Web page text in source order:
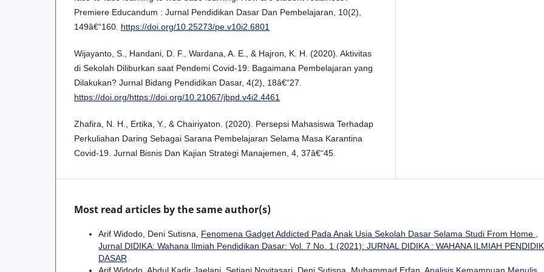
Premiere Educandum : Jurnal Pendidikan Dasar Dan Pembelajaran, 10(2),
149â€“160. https://doi.org/10.25273/pe.v10i2.6801
Wijayanto, S., Handani, D. F., Wardana, A. E., & Hajron, K. H. (2020). Aktivitas
di Sekolah Diliburkan saat Pendemi Covid-19: Bagaimana Pembelajaran yang
Dilakukan? Jurnal Bidang Pendidikan Dasar, 4(2), 18â€“27.
https://doi.org/https://doi.org/10.21067/jbpd.v4i2.4461
Zhafira, N. H., Ertika, Y., & Chairiyaton. (2020). Persepsi Mahasiswa Terhadap
Perkuliahan Daring Sebagai Sarana Pembelajaran Selama Masa Karantina
Covid-19. Jurnal Bisnis Dan Kajian Strategi Manajemen, 4, 37â€“45.
Most read articles by the same author(s)
Arif Widodo, Deni Sutisna, Fenomena Gadget Addicted Pada Anak Usia Sekolah Dasar Selama Studi From Home ,
Jurnal DIDIKA: Wahana Ilmiah Pendidikan Dasar: Vol. 7 No. 1 (2021): JURNAL DIDIKA : WAHANA ILMIAH
DASAR